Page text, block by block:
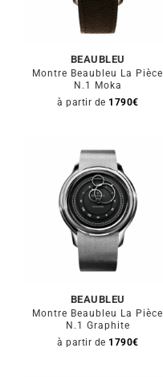
BEAUBLEU
Montre Beaubleu La Pièce
N.1 Moka
à partir de 1790€
BEAUBLEU
Montre Beaubleu La Pièce
N.1 Graphite
à partir de 1790€